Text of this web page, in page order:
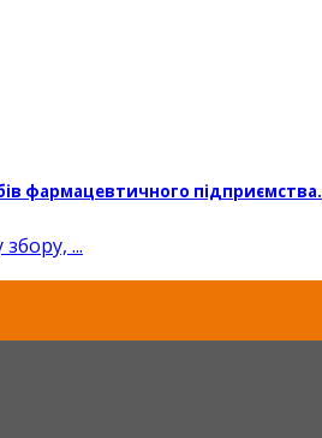
фармацевтичного підприємства.
...